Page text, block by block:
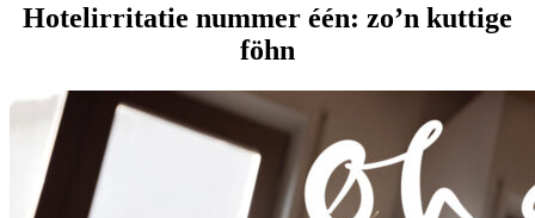
Hotelirritatie nummer één: zo’n kuttige
föhn